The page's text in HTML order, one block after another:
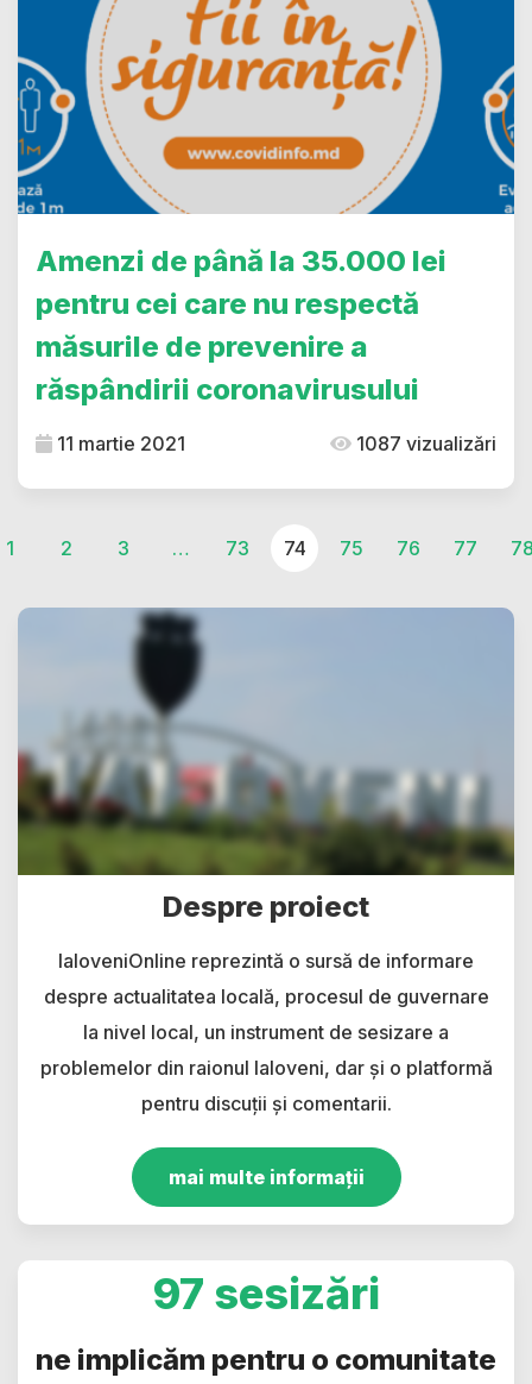
Amenzi de până la 35.000 lei
pentru cei care nu respectă
măsurile de prevenire a
răspândirii coronavirusului
11 martie 2021 1087 vizualizări
1 2 3 … 73 74 75 76 77
Despre proiect
IaloveniOnline reprezintă o sursă de informare
despre actualitatea locală, procesul de guvernare
la nivel local, un instrument de sesizare a
problemelor din raionul Ialoveni, dar și o platformă
pentru discuții și comentarii.
mai multe informații
97 sesizări
ne implicăm pentru o comunitate